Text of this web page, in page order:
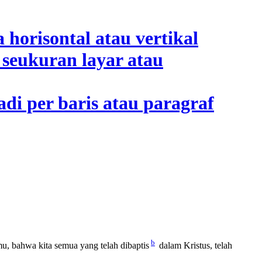
bahwa kita semua yang telah dibaptisb dalam Kristus, telah